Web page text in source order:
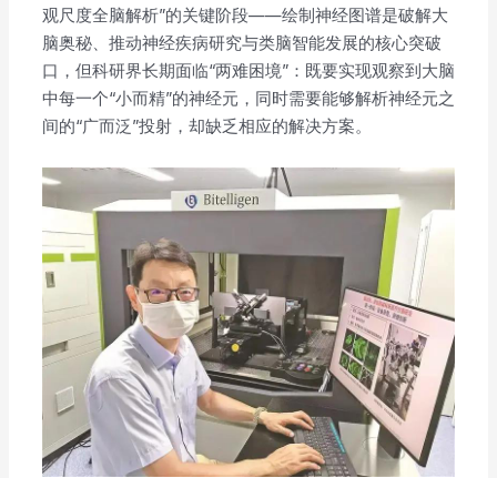
观尺度全脑解析”的关键阶段——绘制神经图谱是破解大
脑奥秘、推动神经疾病研究与类脑智能发展的核心突破
口，但科研界长期面临“两难困境”：既要实现观察到大脑
中每一个“小而精”的神经元，同时需要能够解析神经元之
间的“广而泛”投射，却缺乏相应的解决方案。